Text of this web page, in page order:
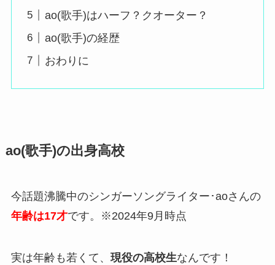
ao(歌手)はハーフ？クオーター？
ao(歌手)の経歴
おわりに
ao(歌手)の出身高校
今話題沸騰中のシンガーソングライター･aoさんの
年齢は17才です。※2024年9月時点
実は年齢も若くて、 現役の高校生なんです！